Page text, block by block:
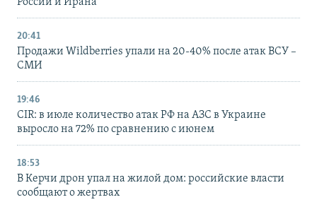
20:41
Продажи Wildberries упали на 20-40% после атак ВСУ –
СМИ
19:46
CIR: в июле количество атак РФ на АЗС в Украине
выросло на 72% по сравнению с июнем
18:53
В Керчи дрон упал на жилой дом: российские власти
сообщают о жертвах